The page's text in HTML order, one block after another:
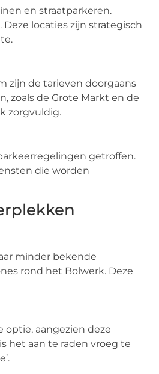
en straatparkeren.
Deze locaties zijn strategisch
zijn de tarieven doorgaans
zoals de Grote Markt en de
zorgvuldig.
getroffen.
die worden
minder bekende
rond het Bolwerk. Deze
optie, aangezien deze
het aan te raden vroeg te